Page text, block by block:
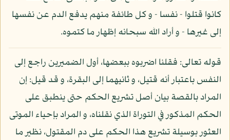
كانوا قتلوا - نفسا - و كل طائفة منهم يدفع الدم عن نفسها
إلى غيرها - و أراد الله سبحانه إظهار ما كتموه.
قوله تعالى: فقلنا اضربوه ببعضها، أول الضميرين راجع إلى
النفس باعتبار أنه قتيل، و ثانيهما إلى البقرة، و قد قيل: إن
المراد بالقصة بيان أصل تشريع الحكم حتى ينطبق على
الحكم المذكور في التوراة الذي نقلناه، و المراد بإحياء الموتى
العثور بوسيلة تشريع هذا الحكم على دم المقتول، نظير ما